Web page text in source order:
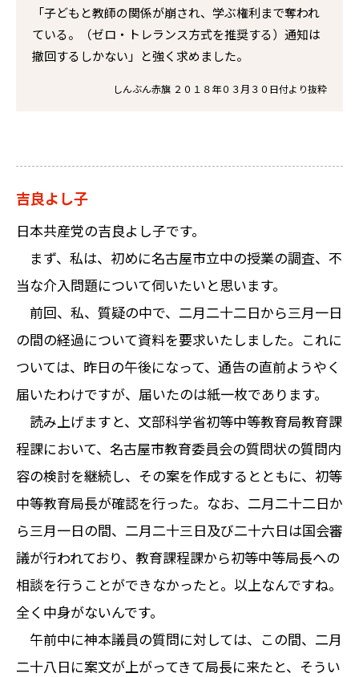
「子どもと教師の関係が崩され、学ぶ権利まで奪われ
ている。（ゼロ・トレランス方式を推奨する）通知は
撤回するしかない」と強く求めました。
しんぶん赤旗 ２０１８年０３月３０日付より抜粋
吉良よし子
日本共産党の吉良よし子です。
まず、私は、初めに名古屋市立中の授業の調査、不
当な介入問題について伺いたいと思います。
前回、私、質疑の中で、二月二十二日から三月一日
の間の経過について資料を要求いたしました。これに
ついては、昨日の午後になって、通告の直前ようやく
届いたわけですが、届いたのは紙一枚であります。
読み上げますと、文部科学省初等中等教育局教育課
程課において、名古屋市教育委員会の質問状の質問内
容の検討を継続し、その案を作成するとともに、初等
中等教育局長が確認を行った。なお、二月二十二日か
ら三月一日の間、二月二十三日及び二十六日は国会審
議が行われており、教育課程課から初等中等局長への
相談を行うことができなかったと。以上なんですね。
全く中身がないんです。
午前中に神本議員の質問に対しては、この間、二月
二十八日に案文が上がってきて局長に来たと、そうい